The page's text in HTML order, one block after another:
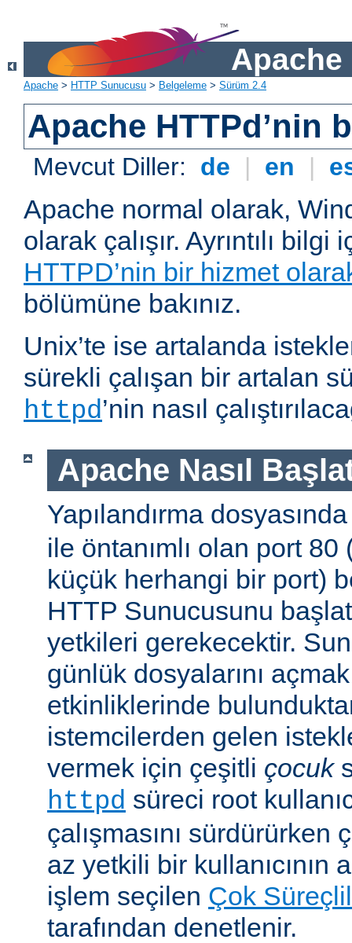
Apache
Apache > HTTP Sunucusu > Belgeleme > Sürüm 2.4
Apache HTTPd’nin
Mevcut Diller: de | en |
Apache normal olarak,
olarak çalışır. Ayrıntılı bilgi
HTTPD’nin bir hizmet olarak
bölümüne bakınız.
Unix’te ise artalanda
sürekli çalışan bir artalan
httpd’nin nasıl
Apache Nasıl
Yapılandırma
ile öntanımlı olan port 80
küçük herhangi bir port)
HTTP Sunucusunu
yetkileri gerekecektir.
günlük dosyalarını
etkinliklerinde
istemcilerden gelen
vermek için çeşitli çocuk
httpd süreci root
çalışmasını
az yetkili bir kullanıcının
işlem seçilen Çok
tarafından denetlenir.